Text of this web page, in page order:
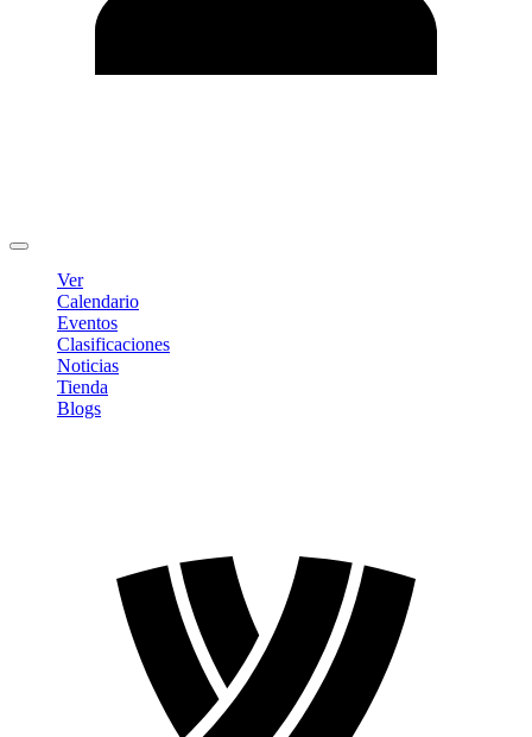
Ver
Calendario
Eventos
Clasificaciones
Noticias
Tienda
Blogs